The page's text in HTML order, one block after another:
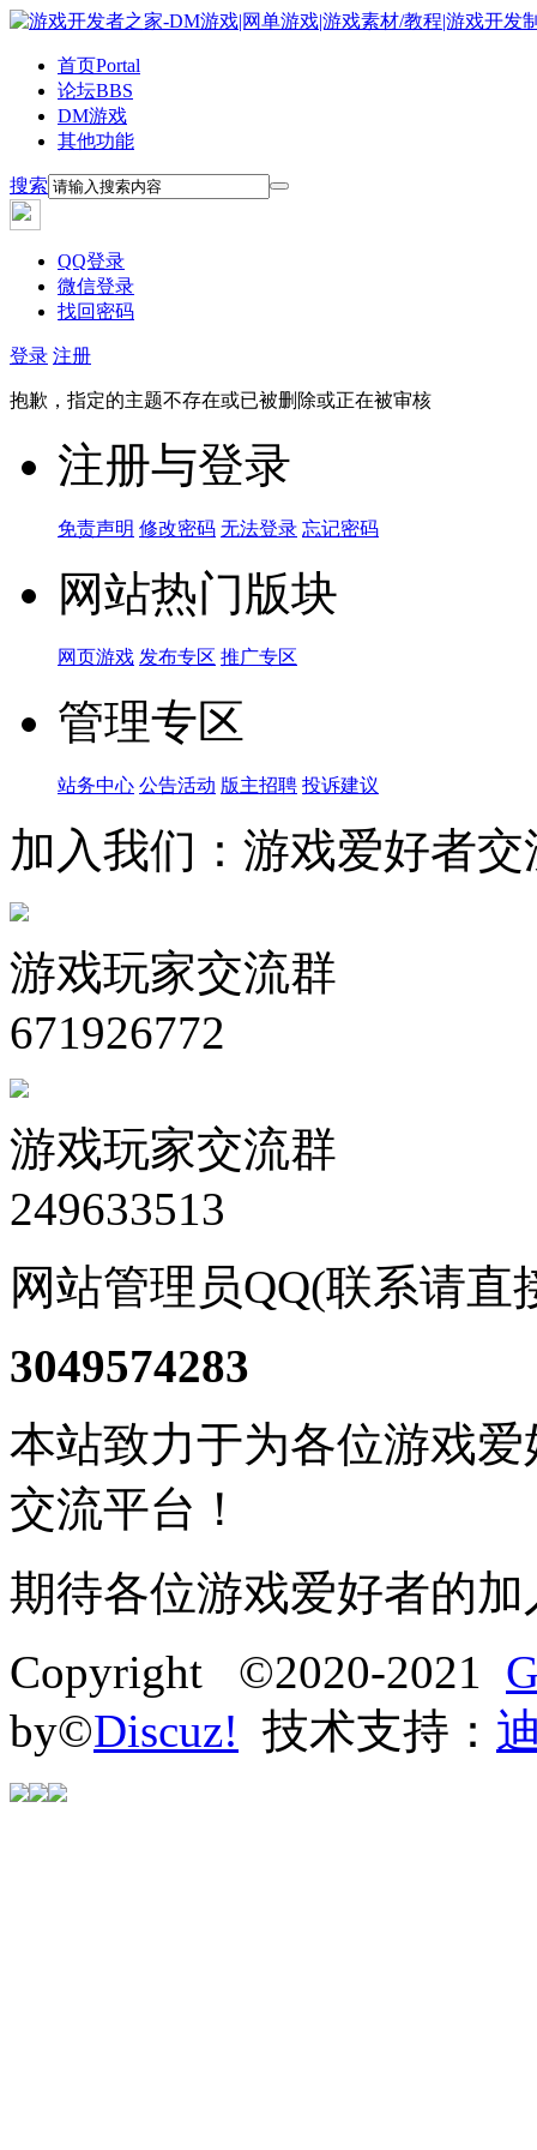
首页Portal
论坛BBS
DM游戏
其他功能
搜索
QQ登录
微信登录
找回密码
登录 注册
抱歉，指定的主题不存在或已被删除或正在被审核
注册与登录
免责声明 修改密码 无法登录 忘记密码
网站热门版块
网页游戏 发布专区 推广专区
管理专区
站务中心 公告活动 版主招聘 投诉建议
加入我们：游戏爱好者交
游戏玩家交流群
671926772
游戏玩家交流群
249633513
网站管理员QQ(联系请直
3049574283
本站致力于为各位游戏
交流平台！
期待各位游戏爱好者的加
Copyright ©2020-2021
by©Discuz! 技术支持：